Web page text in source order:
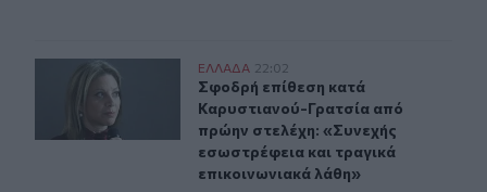
Σφοδρή επίθεση κατά Καρυστιανού-Γρατσία από
ΕΛΛAΔΑ 22:02
Σφοδρή επίθεση κατά
Σφοδρή επίθεση κατά
Καρυστιανού-Γρατσία από
πρώην στελέχη: «Συνεχής
εσωστρέφεια και τραγικά
επικοινωνιακά λάθη»